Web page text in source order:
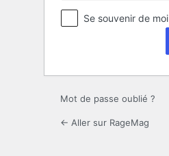
Se souvenir de moi
Mot de passe oublié ?
← Aller sur RageMag